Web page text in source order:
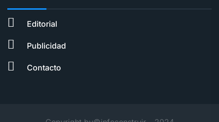
Editorial
Publicidad
Contacto